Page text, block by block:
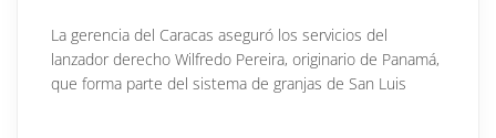
La gerencia del Caracas aseguró los servicios del
lanzador derecho Wilfredo Pereira, originario de Panamá,
que forma parte del sistema de granjas de San Luis